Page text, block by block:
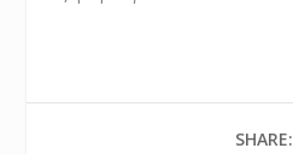
SHARE: